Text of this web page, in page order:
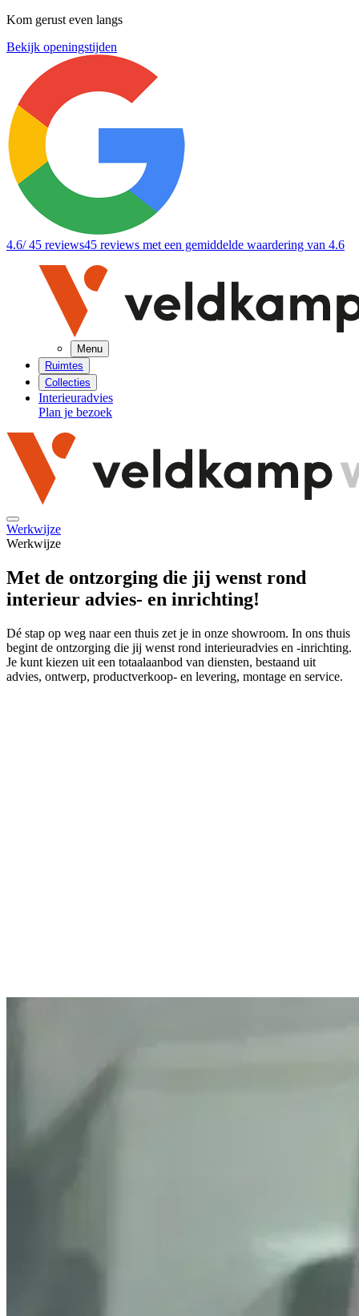
Kom gerust even langs
Bekijk openingstijden
4.6/ 45 reviews45 reviews met een gemiddelde waardering van 4.6
Menu
Ruimtes
Collecties
Interieuradvies
Plan je bezoek
Werkwijze
Werkwijze
Met de ontzorging die jij wenst rond
interieur advies- en inrichting!
Dé stap op weg naar een thuis zet je in onze showroom. In ons thuis
begint de ontzorging die jij wenst rond interieuradvies en -inrichting.
Je kunt kiezen uit een totaalaanbod van diensten, bestaand uit
advies, ontwerp, productverkoop- en levering, montage en service.